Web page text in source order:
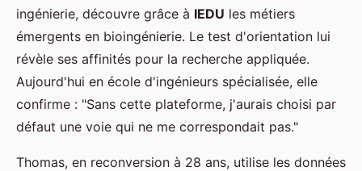
ingénierie, découvre grâce à IEDU les métiers
émergents en bioingénierie. Le test d'orientation lui
révèle ses affinités pour la recherche appliquée.
Aujourd'hui en école d'ingénieurs spécialisée, elle
confirme : "Sans cette plateforme, j'aurais choisi par
défaut une voie qui ne me correspondait pas."
Thomas, en reconversion à 28 ans, utilise les données